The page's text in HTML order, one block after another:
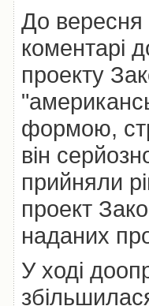
До вересня
коментарі
проекту
формою,
він
прийняли
проект
наданих
У ході